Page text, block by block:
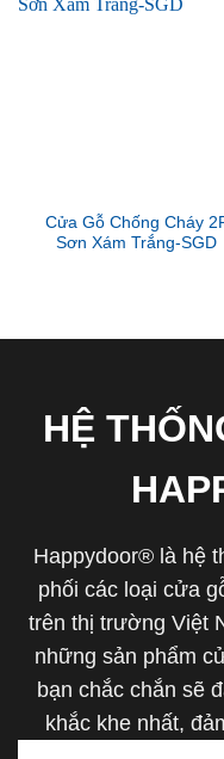
Cửa Gỗ Chống Cháy
Sơn Xám Trắng-SGD
HỆ
Happydoor® là hệ
phối các loại cửa
trên thị trường Việt
những sản phẩm
bạn chắc chắn sẽ
khắc khe nhất,